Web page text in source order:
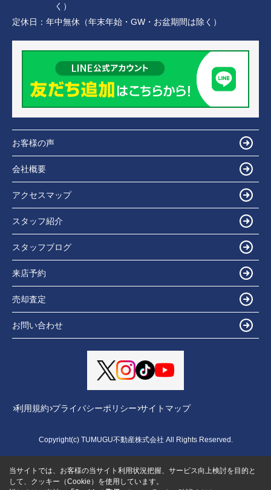
く）
定休日： 年中無休（年末年始・GW・お盆期間は除く）
お客様の声
会社概要
アクセスマップ
スタッフ紹介
スタッフブログ
来店予約
売却査定
お問い合わせ
利用規約 プライバシーポリシー サイトマップ
Copyright(c) TUMUGU不動産株式会社 All Rights Reserved.
当サイトでは、お客様の当サイト利用状況把握、サービス向上検討を目的と
して、クッキー（Cookie）を使用しています。